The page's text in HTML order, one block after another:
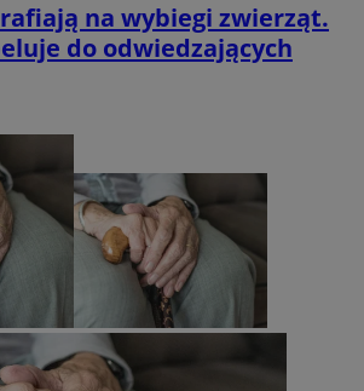
na wybiegi zwierząt.
do odwiedzających